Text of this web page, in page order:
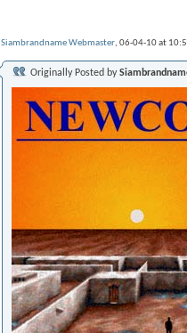
Siambrandname Webmaster, 06-04-10 at
Originally Posted by